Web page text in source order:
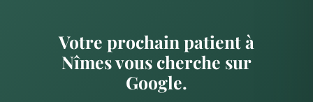
Votre prochain patient à
Nîmes vous cherche sur
Google.